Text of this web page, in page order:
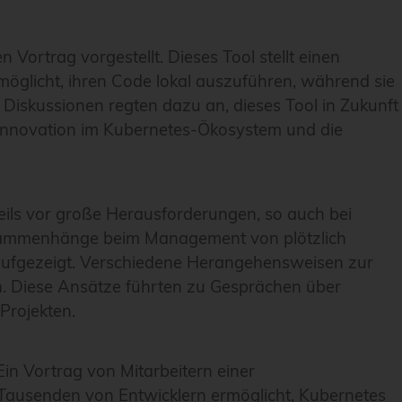
vorgestellt. Dieses Tool stellt einen
ihren Code lokal auszuführen, während sie
regten dazu an, dieses Tool in Zukunft
im Kubernetes-Ökosystem und die
vor große Herausforderungen, so auch bei
beim Management von plötzlich
Verschiedene Herangehensweisen zur
Diese Ansätze führten zu Gesprächen über
Vortrag von Mitarbeitern einer
von Entwicklern ermöglicht, Kubernetes